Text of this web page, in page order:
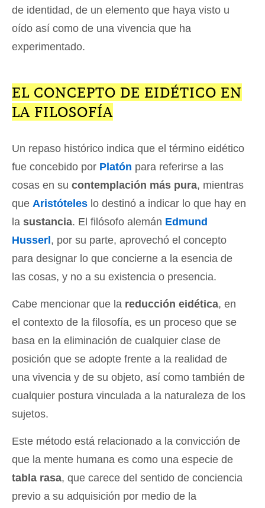
de identidad, de un elemento que haya visto u
oído así como de una vivencia que ha
experimentado.
EL CONCEPTO DE EIDÉTICO EN
LA FILOSOFÍA
Un repaso histórico indica que el término eidético
fue concebido por Platón para referirse a las
cosas en su contemplación más pura, mientras
que Aristóteles lo destinó a indicar lo que hay en
la sustancia. El filósofo alemán Edmund
Husserl , por su parte, aprovechó el concepto
para designar lo que concierne a la esencia de
las cosas, y no a su existencia o presencia.
Cabe mencionar que la reducción eidética, en
el contexto de la filosofía, es un proceso que se
basa en la eliminación de cualquier clase de
posición que se adopte frente a la realidad de
una vivencia y de su objeto, así como también de
cualquier postura vinculada a la naturaleza de los
sujetos.
Este método está relacionado a la convicción de
que la mente humana es como una especie de
tabla rasa, que carece del sentido de conciencia
previo a su adquisición por medio de la